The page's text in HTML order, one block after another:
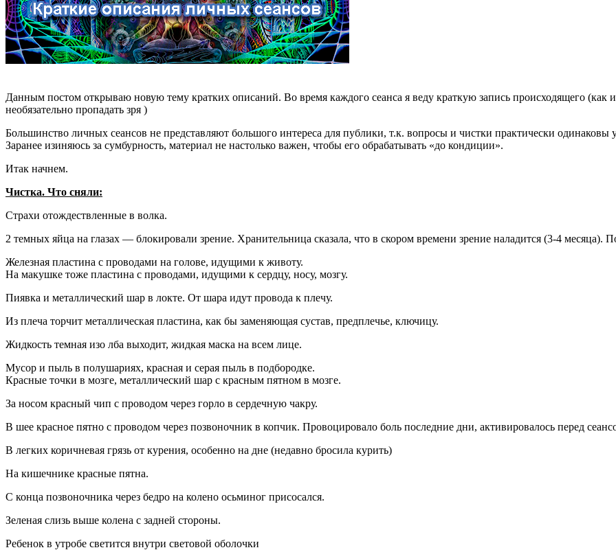
Данным постом открываю новую тему кратких описаний. Во время каждого сеанса я веду краткую запись происходящего
необязательно пропадать зря )
Большинство личных сеансов не представляют большого интереса для публики, т.к. вопросы и чистки практически
Заранее изиняюсь за сумбурность, материал не настолько важен, чтобы его обрабатывать «до кондиции».
Итак начнем.
Чистка. Что сняли:
Страхи отождествленные в волка.
2 темных яйца на глазах — блокировали зрение. Хранительница сказала, что в скором времени зрение наладится (3-4 месяца).
Железная пластина с проводами на голове, идущими к животу.
На макушке тоже пластина с проводами, идущими к сердцу, носу, мозгу.
Пиявка и металлический шар в локте. От шара идут провода к плечу.
Из плеча торчит металлическая пластина, как бы заменяющая сустав, предплечье, ключицу.
Жидкость темная изо лба выходит, жидкая маска на всем лице.
Мусор и пыль в полушариях, красная и серая пыль в подбородке.
Красные точки в мозге, металлический шар с красным пятном в мозге.
За носом красный чип с проводом через горло в сердечную чакру.
В шее красное пятно с проводом через позвоночник в копчик. Провоцировало боль последние дни, активировалось перед
В легких коричневая грязь от курения, особенно на дне (недавно бросила курить)
На кишечнике красные пятна.
С конца позвоночника через бедро на колено осьминог присосался.
Зеленая слизь выше колена с задней стороны.
Ребенок в утробе светится внутри световой оболочки